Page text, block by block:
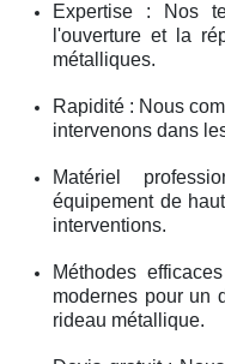
Expertise : Nos
l'ouverture et la
métalliques.
Rapidité : Nous
intervenons dans
Matériel
équipement de
interventions.
Méthodes
modernes pour un
rideau métallique.